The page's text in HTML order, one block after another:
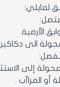
لمايلي:
الأرضية.
الى
إلى
أو المراآب .